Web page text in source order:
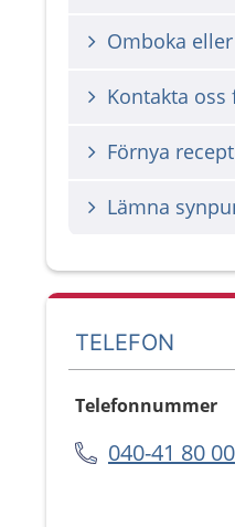
Omboka
Förnya
Lämna
TELEFON
Telefonnummer
040-41 80 00